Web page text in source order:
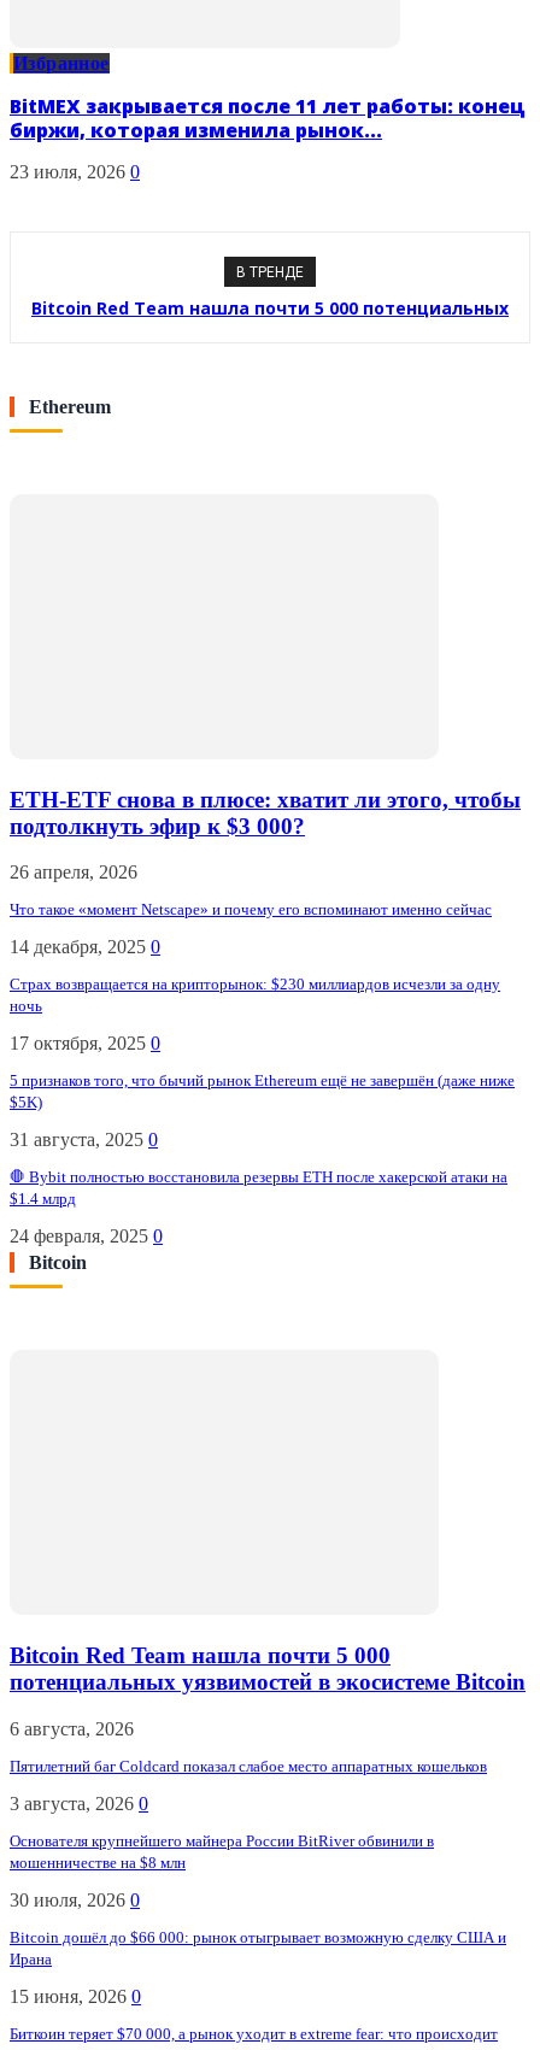
Избранное
BitMEX закрывается после 11 лет работы: конец
биржи, которая изменила рынок...
23 июля, 2026 0
В ТРЕНДЕ
Bitcoin Red Team нашла почти 5 000 потенциальных
Ethereum
ETH-ETF снова в плюсе: хватит ли этого, чтобы
подтолкнуть эфир к $3 000?
26 апреля, 2026
Что такое «момент Netscape» и почему его вспоминают именно сейчас
14 декабря, 2025 0
Страх возвращается на крипторынок: $230 миллиардов исчезли за одну
ночь
17 октября, 2025 0
5 признаков того, что бычий рынок Ethereum ещё не завершён (даже ниже
$5K)
31 августа, 2025 0
🛑 Bybit полностью восстановила резервы ETH после хакерской атаки на
$1.4 млрд
24 февраля, 2025 0
Bitcoin
Bitcoin Red Team нашла почти 5 000
потенциальных уязвимостей в экосистеме Bitcoin
6 августа, 2026
Пятилетний баг Coldcard показал слабое место аппаратных кошельков
3 августа, 2026 0
Основателя крупнейшего майнера России BitRiver обвинили в
мошенничестве на $8 млн
30 июля, 2026 0
Bitcoin дошёл до $66 000: рынок отыгрывает возможную сделку США и
Ирана
15 июня, 2026 0
Биткоин теряет $70 000, а рынок уходит в extreme fear: что происходит